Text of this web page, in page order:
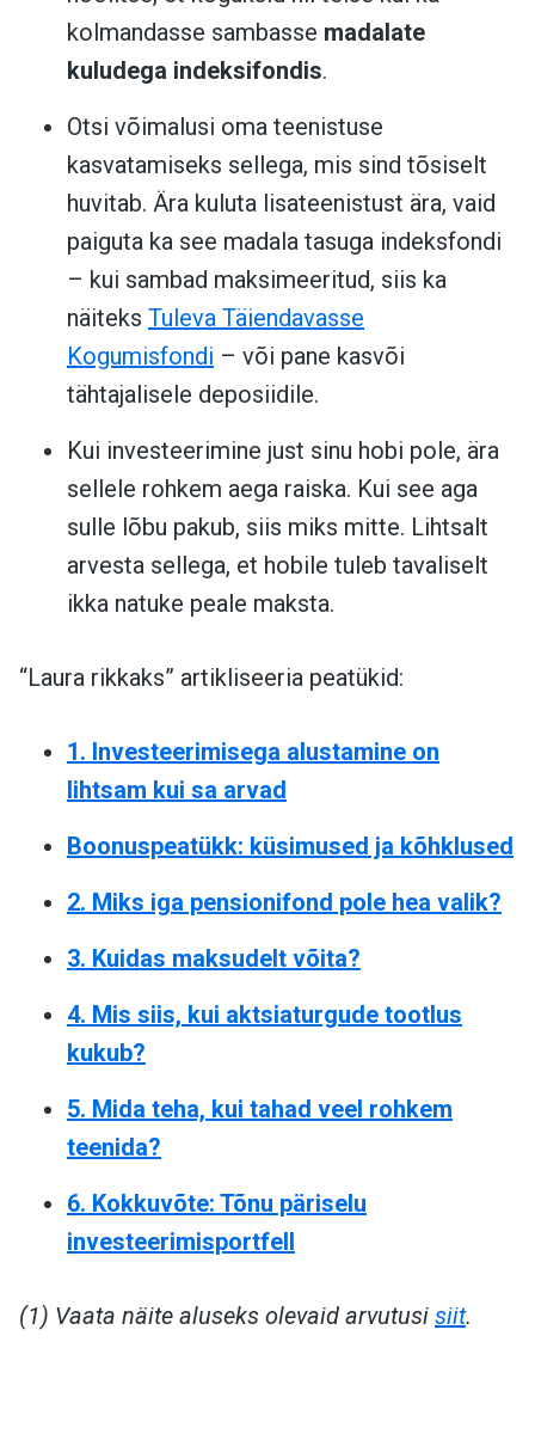
kolmandasse sambasse madalate
kuludega indeksifondis.
Otsi võimalusi oma teenistuse
kasvatamiseks sellega, mis sind tõsiselt
huvitab. Ära kuluta lisateenistust ära, vaid
paiguta ka see madala tasuga indeksfondi
– kui sambad maksimeeritud, siis ka
näiteks Tuleva Täiendavasse
Kogumisfondi – või pane kasvõi
tähtajalisele deposiidile.
Kui investeerimine just sinu hobi pole, ära
sellele rohkem aega raiska. Kui see aga
sulle lõbu pakub, siis miks mitte. Lihtsalt
arvesta sellega, et hobile tuleb tavaliselt
ikka natuke peale maksta.
“Laura rikkaks” artikliseeria peatükid:
1. Investeerimisega alustamine on
lihtsam kui sa arvad
Boonuspeatükk: küsimused ja kõhklused
2. Miks iga pensionifond pole hea valik?
3. Kuidas maksudelt võita?
4. Mis siis, kui aktsiaturgude tootlus
kukub?
5. Mida teha, kui tahad veel rohkem
teenida?
6. Kokkuvõte: Tõnu päriselu
investeerimisportfell
(1) Vaata näite aluseks olevaid arvutusi siit.